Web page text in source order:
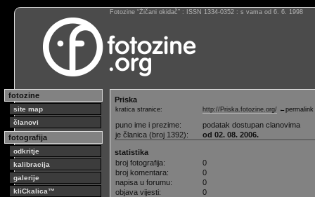
Fotozine “Žičani okidač” : ISSN 1334-0352 : s vama od 6. 6. 1998
fotozine
site map
članovi
fotografija
odkritje
kalibracija
galerije
kliCkalica™
Priska
kratica stranice: http://Priska.fotozine.org/ ←permalink
puno ime i prezime:
podatak dostupan clanovima
je članica (broj 1392):
od 02. 08. 2006.
statistika
broj fotografija:
0
broj komentara:
0
napisa u forumu:
0
objava vijesti:
0